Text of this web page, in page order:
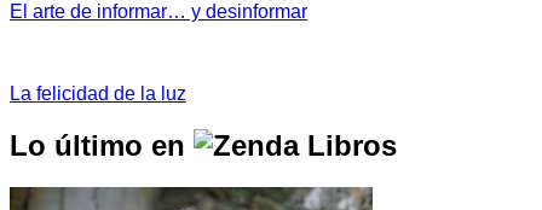
El arte de informar… y desinformar
La felicidad de la luz
Lo último en